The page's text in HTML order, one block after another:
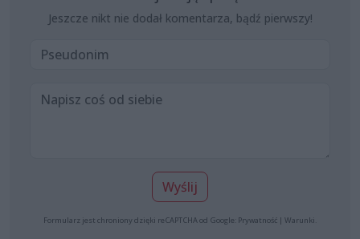
Jeszcze nikt nie dodał komentarza, bądź pierwszy!
Wyślij
Formularz jest chroniony dzięki reCAPTCHA od Google: Prywatność | Warunki